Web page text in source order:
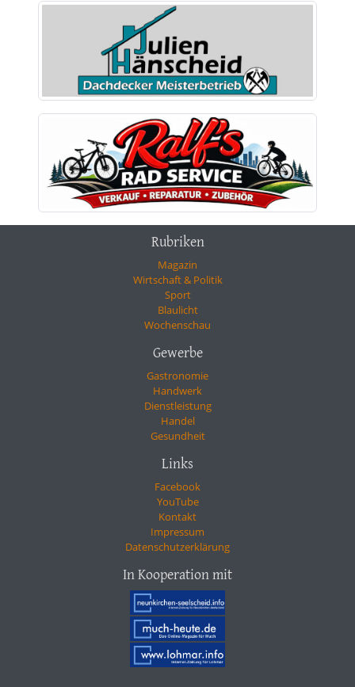
Rubriken
Magazin
Wirtschaft & Politik
Sport
Blaulicht
Wochenschau
Gewerbe
Gastronomie
Handwerk
Dienstleistung
Handel
Gesundheit
Links
Facebook
YouTube
Kontakt
Impressum
Datenschutzerklärung
In Kooperation mit